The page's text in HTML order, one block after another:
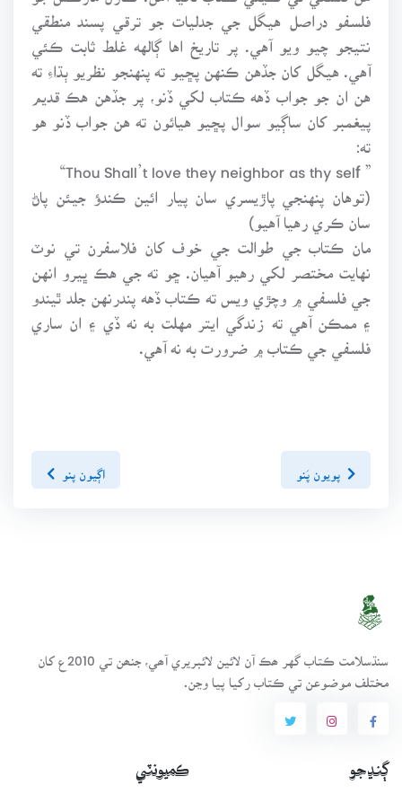
فلسفو دراصل هيگل جي جدليات جو ترقي پسند منطقي
نتيجو چيو ويو آهي. پر تاريخ اها ڳالهه غلط ثابت ڪئي
آهي. هيگل کان جڏهن ڪنهن پڇيو ته پنهنجو نظريو ٻڌاءِ ته
هن ان جو جواب ڏهه ڪتاب لکي ڏنو، پر جڏهن هڪ قديم
پيغمبر کان ساڳيو سوال پڇيو هيائون ته هن جواب ڏنو هو
” Thou Shall’t love they neighbor as thy self“
(توهان پنهنجي پاڙيسري سان پيار ائين ڪندؤ جيئن پاڻ
سان ڪري رهيا آهيو)
مان ڪتاب جي طوالت جي خوف کان فلاسفرن تي نوٽ
نهايت مختصر لکي رهيو آهيان. ڇو ته جي هڪ ڀيرو انهن
جي فلسفي ۾ وچڙي ويس ته ڪتاب ڏهه پندرنهن جلد ٿيندو
۽ ممڪن آهي ته زندگي ايتر مهلت به نه ڏي ۽ ان ساري
فلسفي جي ڪتاب ۾ ضرورت به نه آهي.
پويون پَنو اڳيون پنو
سنڌسلامت ڪتاب گهر ھڪ آن لائين لائبريري آھي، جنھن تي 2010ع کان
مختلف موضوعن تي ڪتاب رکيا پيا وڃن.
ڳنڍجو ڪميونٽي